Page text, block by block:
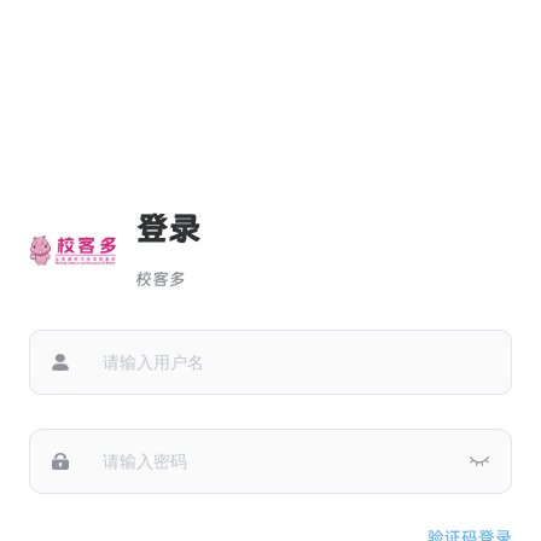
登录
校客多